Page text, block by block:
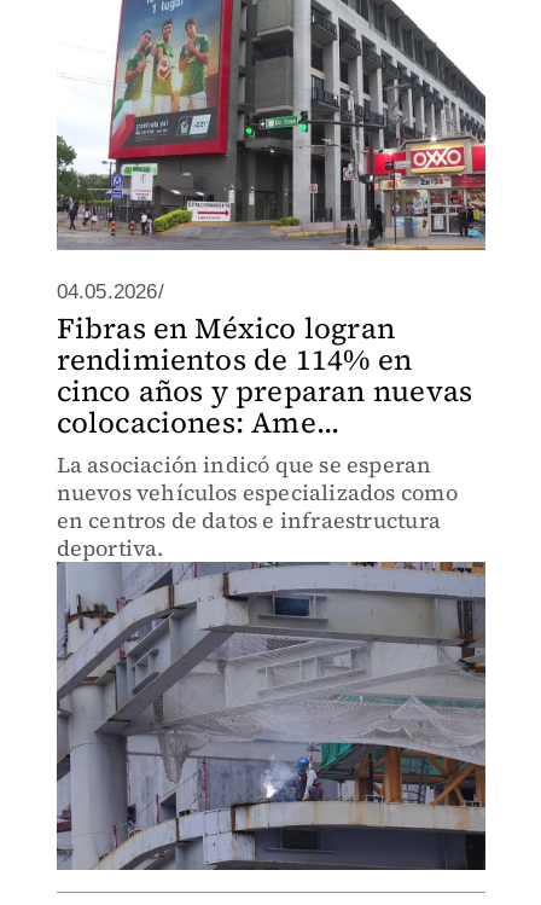
04.05.2026/
Fibras en México logran
rendimientos de 114% en
cinco años y preparan nuevas
colocaciones: Ame...
La asociación indicó que se esperan
nuevos vehículos especializados como
en centros de datos e infraestructura
deportiva.